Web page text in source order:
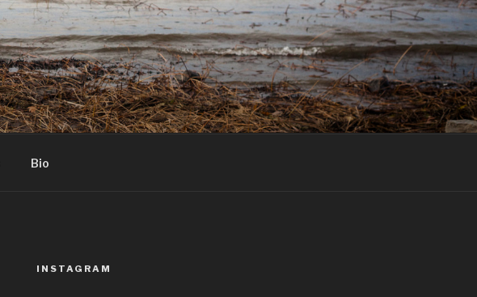
Bio
INSTAGRAM